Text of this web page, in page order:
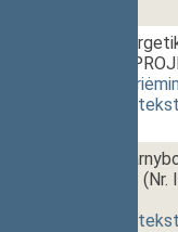
Elektros
ĮSTATYMO
dokumento
Valstybės
PROJEKTAS
dokumento